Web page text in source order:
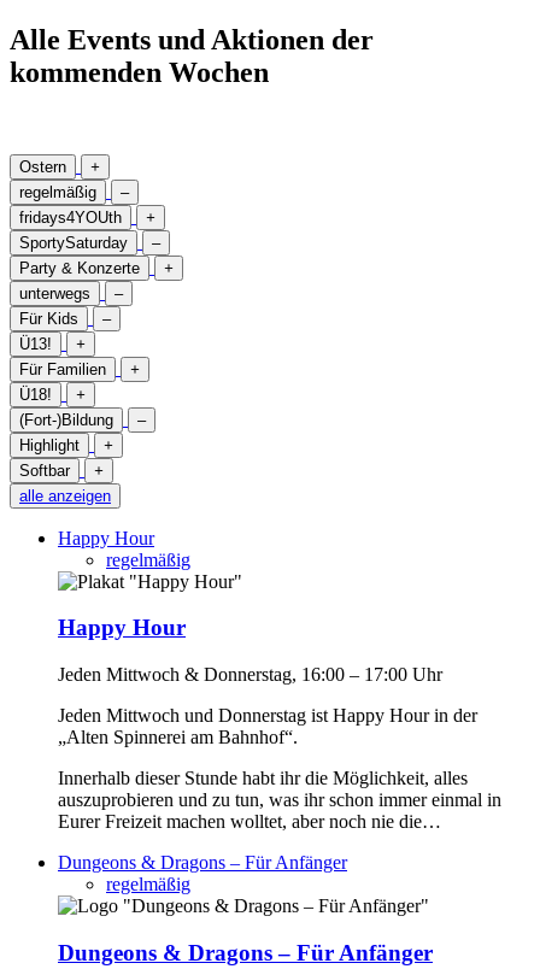
Alle Events und Aktionen der
kommenden Wochen
Ostern
+
regelmäßig
–
fridays4YOUth
+
SportySaturday
–
Party & Konzerte
+
unterwegs
–
Für Kids
–
Ü13!
+
Für Familien
+
Ü18!
+
(Fort-)Bildung
–
Highlight
+
Softbar
+
alle anzeigen
Happy Hour
regelmäßig
Happy Hour
Jeden Mittwoch & Donnerstag, 16:00 – 17:00 Uhr
Jeden Mittwoch und Donnerstag ist Happy Hour in der
„Alten Spinnerei am Bahnhof“.
Innerhalb dieser Stunde habt ihr die Möglichkeit, alles
auszuprobieren und zu tun, was ihr schon immer einmal in
Eurer Freizeit machen wolltet, aber noch nie die…
Dungeons & Dragons – Für Anfänger
regelmäßig
Dungeons & Dragons – Für Anfänger